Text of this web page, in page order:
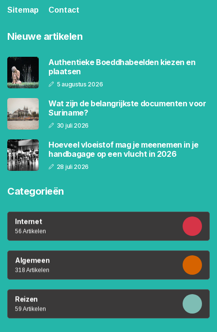
Sitemap
Contact
Nieuwe artikelen
Authentieke Boeddhabeelden kiezen en
plaatsen
5 augustus 2026
Wat zijn de belangrijkste documenten voor
Suriname?
30 juli 2026
Hoeveel vloeistof mag je meenemen in je
handbagage op een vlucht in 2026
28 juli 2026
Categorieën
Internet
56 Artikelen
Algemeen
318 Artikelen
Reizen
59 Artikelen